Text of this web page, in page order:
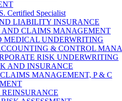
Certified Specialist
LIABILITY INSURANCE
AND CLAIMS MANAGEMENT
MEDICAL UNDERWRITING
& CONTROL
RISK UNDERWRITING
AND INSURANCE
MANAGEMENT, P & C